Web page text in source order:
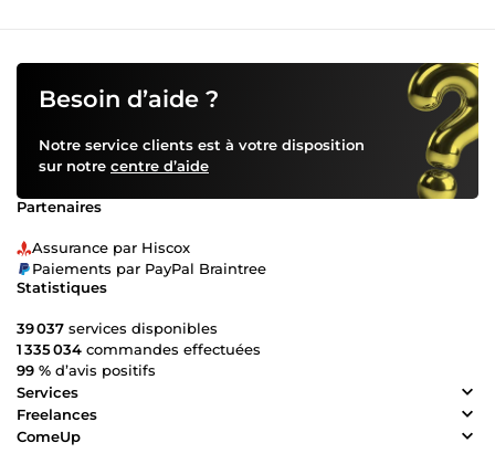
Besoin d’aide ?
Notre service clients est à votre disposition
sur notre centre d’aide
Partenaires
Assurance par Hiscox
Paiements par PayPal Braintree
Statistiques
39 037 services disponibles
1 335 034 commandes effectuées
99 % d’avis positifs
Services
Freelances
ComeUp